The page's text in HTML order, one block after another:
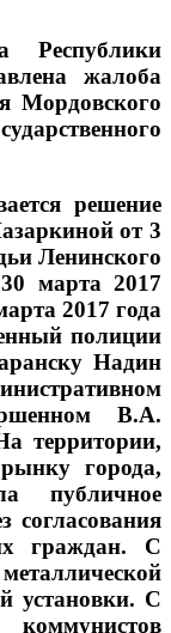
Республики
жалоба
Мордовского
решение
от 3
Ленинского
марта 2017
2017 года
полиции
Надин
В.А.
территории,
города,
публичное
согласования
граждан. С
установки. С